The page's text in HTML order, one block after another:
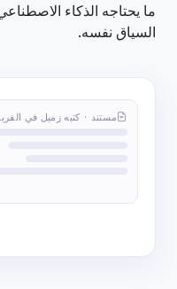
ما يحتاجه الذكاء
السياق نفسه.
مستند · كتبه زميل في